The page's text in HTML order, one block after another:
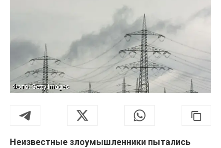
Фото: Getty Images
Неизвестные злоумышленники пытались